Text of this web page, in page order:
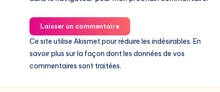
Laisser un commentaire
Ce site utilise Akismet pour réduire les indésirables. En
savoir plus sur la façon dont les données de vos
commentaires sont traitées.